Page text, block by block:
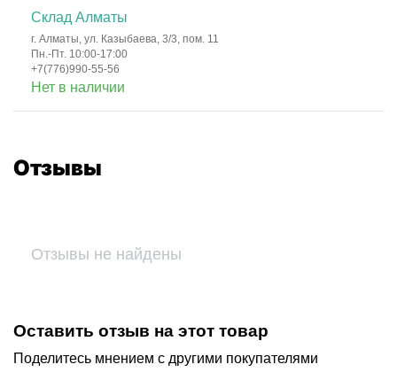
Склад Алматы
г. Алматы, ул. Казыбаева, 3/3, пом. 11
Пн.-Пт. 10:00-17:00
+7(776)990-55-56
Нет в наличии
Отзывы
Отзывы не найдены
Оставить отзыв на этот товар
Поделитесь мнением с другими покупателями